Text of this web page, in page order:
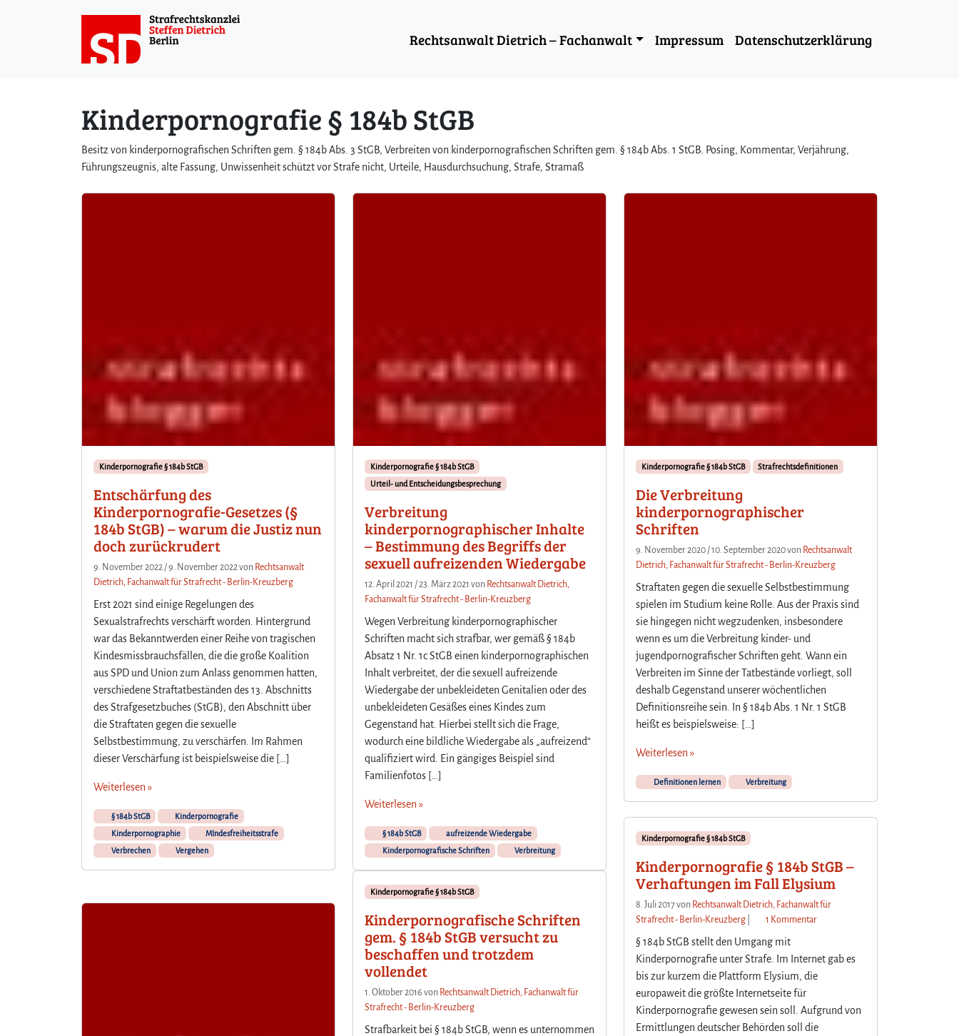
Rechtsanwalt Dietrich – Fachanwalt Impressum Datenschutzerklärung
Kinderpornografie § 184b StGB
Besitz von kinderpornografischen Schriften gem. § 184b Abs. 3 StGB, Verbreiten von kinderpornografischen Schriften gem. § 184b Abs. 1 StGB. Posing, Kommentar, Verjährung,
Führungszeugnis, alte Fassung, Unwissenheit schützt vor Strafe nicht, Urteile, Hausdurchsuchung, Strafe, Stramaß
Kinderpornografie § 184b StGB
Entschärfung des
Kinderpornografie-Gesetzes (§
184b StGB) – warum die Justiz nun
doch zurückrudert
9. November 2022 /9. November 2022von Rechtsanwalt
Dietrich, Fachanwalt für Strafrecht - Berlin-Kreuzberg
Erst 2021 sind einige Regelungen des
Sexualstrafrechts verschärft worden. Hintergrund
war das Bekanntwerden einer Reihe von tragischen
Kindesmissbrauchsfällen, die die große Koalition
aus SPD und Union zum Anlass genommen hatten,
verschiedene Straftatbeständen des 13. Abschnitts
des Strafgesetzbuches (StGB), den Abschnitt über
die Straftaten gegen die sexuelle
Selbstbestimmung, zu verschärfen. Im Rahmen
dieser Verschärfung ist beispielsweise die […]
Weiterlesen »
§ 184b StGB
Kinderpornografie
Kinderpornographie
MIndesfreiheitsstrafe
Verbrechen
Vergehen
Kinderpornografie § 184b StGB
Urteil- und Entscheidungsbesprechung
Verbreitung
kinderpornographischer Inhalte
– Bestimmung des Begriffs der
sexuell aufreizenden Wiedergabe
12. April 2021 /23. März 2021 von Rechtsanwalt Dietrich,
Fachanwalt für Strafrecht - Berlin-Kreuzberg
Wegen Verbreitung kinderpornographischer
Schriften macht sich strafbar, wer gemäß § 184b
Absatz 1 Nr. 1c StGB einen kinderpornographischen
Inhalt verbreitet, der die sexuell aufreizende
Wiedergabe der unbekleideten Genitalien oder des
unbekleideten Gesäßes eines Kindes zum
Gegenstand hat. Hierbei stellt sich die Frage,
wodurch eine bildliche Wiedergabe als „aufreizend“
qualifiziert wird. Ein gängiges Beispiel sind
Familienfotos […]
Weiterlesen »
§ 184b StGB
aufreizende Wiedergabe
Kinderpornografische Schriften
Verbreitung
Kinderpornografie § 184b StGB Strafrechtsdefinitionen
Die Verbreitung
kinderpornographischer
Schriften
9. November 2020 /10. September 2020von Rechtsanwalt
Dietrich, Fachanwalt für Strafrecht - Berlin-Kreuzberg
Straftaten gegen die sexuelle Selbstbestimmung
spielen im Studium keine Rolle. Aus der Praxis sind
sie hingegen nicht wegzudenken, insbesondere
wenn es um die Verbreitung kinder- und
jugendpornografischer Schriften geht. Wann ein
Verbreiten im Sinne der Tatbestände vorliegt, soll
deshalb Gegenstand unserer wöchentlichen
Definitionsreihe sein. In § 184b Abs. 1 Nr. 1 StGB
heißt es beispielsweise: […]
Weiterlesen »
Definitionen lernen Verbreitung
Kinderpornografie § 184b StGB
Kinderpornografie § 184b StGB –
Verhaftungen im Fall Elysium
8. Juli 2017von Rechtsanwalt Dietrich, Fachanwalt für
Strafrecht - Berlin-Kreuzberg
1 Kommentarz
i
n
e
r
§ 184b StGB stellt den Umgang mit
Kinderpornografie unter Strafe. Im Internet gab es
bis zur kurzem die Plattform Elysium, die
europaweit die größte Internetseite für
Kinderpornografie gewesen sein soll. Aufgrund von
Ermittlungen deutscher Behörden soll die
Kinderpornografie § 184b StGB
Kinderpornografische Schriften
gem. § 184b StGB versucht zu
beschaffen und trotzdem
vollendet
1. Oktober 2016 von Rechtsanwalt Dietrich, Fachanwalt für
Strafrecht - Berlin-Kreuzberg
Strafbarkeit bei § 184b StGB, wenn es unternommen